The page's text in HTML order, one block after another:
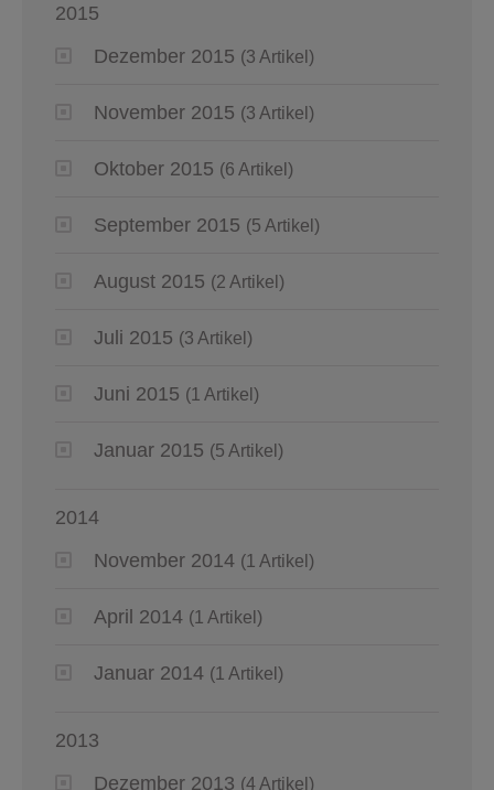
2015
Dezember 2015 (3 Artikel)
November 2015 (3 Artikel)
Oktober 2015 (6 Artikel)
September 2015 (5 Artikel)
August 2015 (2 Artikel)
Juli 2015 (3 Artikel)
Juni 2015 (1 Artikel)
Januar 2015 (5 Artikel)
2014
November 2014 (1 Artikel)
April 2014 (1 Artikel)
Januar 2014 (1 Artikel)
2013
Dezember 2013 (4 Artikel)